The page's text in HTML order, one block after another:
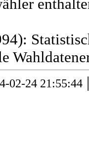
02-24 21:55:44